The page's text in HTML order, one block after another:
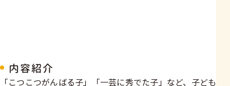
内容紹介
「こつこつがんばる子」「一芸に秀でた子」など、子ども